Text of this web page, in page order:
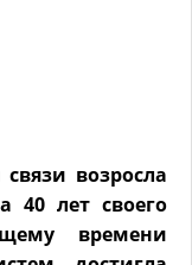
возросла
40 лет своего
времени